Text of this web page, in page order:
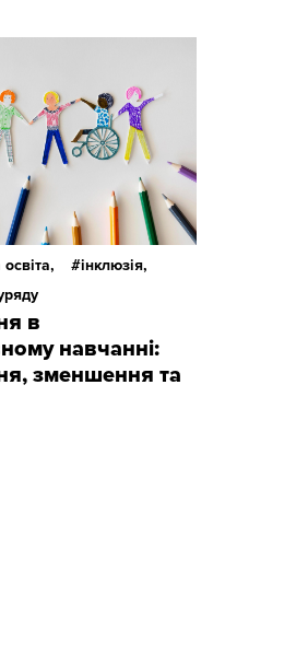
інклюзія,
в
навчанні:
зменшення та